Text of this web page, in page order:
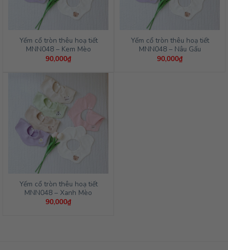
Yếm cổ tròn thêu hoạ tiết
MNN048 – Kem Mèo
90,000₫
Yếm cổ tròn thêu hoạ tiết
MNN048 – Nâu Gấu
90,000₫
Yếm cổ tròn thêu hoạ tiết
MNN048 – Xanh Mèo
90,000₫